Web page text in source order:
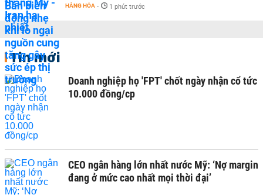
HÀNG HÓA - 1 phút trước
Tin mới
Doanh nghiệp họ 'FPT' chốt ngày nhận cổ tức
10.000 đồng/cp
CEO ngân hàng lớn nhất nước Mỹ: ‘Nợ margin
đang ở mức cao nhất mọi thời đại’